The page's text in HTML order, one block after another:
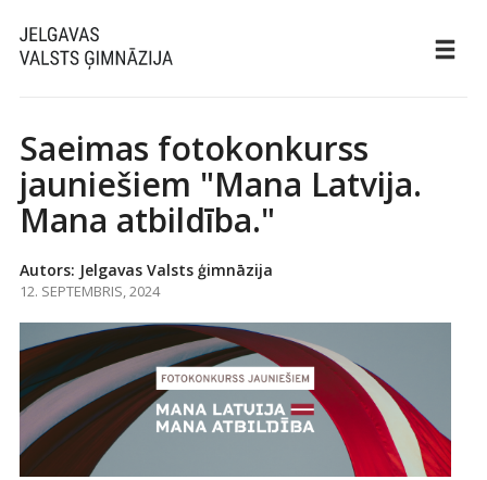
Saeimas fotokonkurss
jauniešiem "Mana Latvija.
Mana atbildība."
Autors: Jelgavas Valsts ģimnāzija
12. SEPTEMBRIS, 2024